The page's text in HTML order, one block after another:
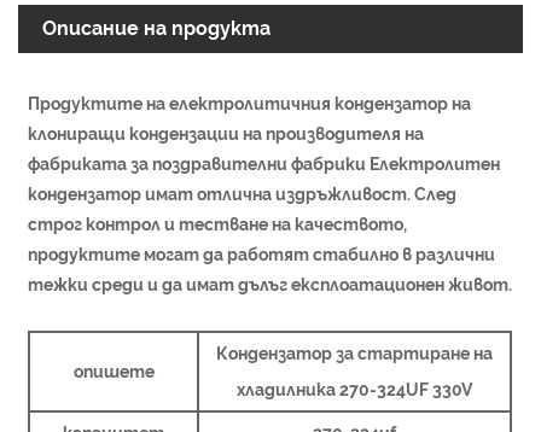
Описание на продукта
Продуктите на електролитичния кондензатор на
клониращи кондензации на производителя на
фабриката за поздравителни фабрики Електролитен
кондензатор имат отлична издръжливост. След
строг контрол и тестване на качеството,
продуктите могат да работят стабилно в различни
тежки среди и да имат дълъг експлоатационен живот.
опишете
Кондензатор за стартиране на
хладилника 270-324UF 330V